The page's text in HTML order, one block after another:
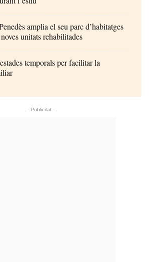
amplia el seu parc d’habitatges
unitats rehabilitades
temporals per facilitar la
- Publicitat -